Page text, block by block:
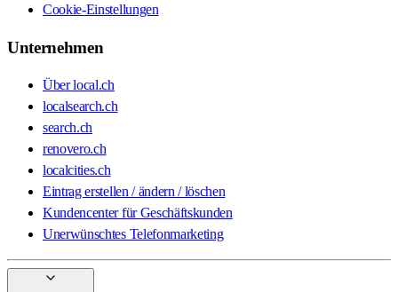
Cookie-Einstellungen
Unternehmen
Über local.ch
localsearch.ch
search.ch
renovero.ch
localcities.ch
Eintrag erstellen / ändern / löschen
Kundencenter für Geschäftskunden
Unerwünschtes Telefonmarketing